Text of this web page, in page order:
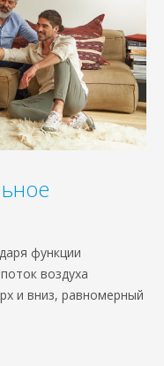
функции
воздуха
и вниз, равномерный